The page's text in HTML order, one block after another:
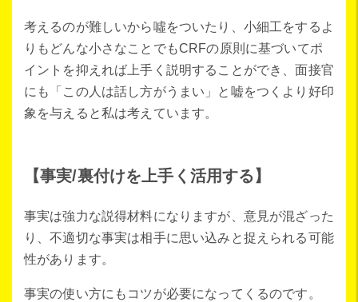
考えるのが難しいから噓をついたり、小細工をするよ
りもどんな小さなことでもCRFの原則に基づいてポ
イントを抑えれば上手く説明することができ、面接官
にも「この人は話し方がうまい」と嘘をつくより好印
象を与えると私は考えています。
【事実/裏付けを上手く活用する】
事実は強力な説得材料になりますが、意見が混ざった
り、不適切な事実は相手に思い込みと捉えられる可能
性があります。
事実の使い方にもコツが必要になってくるのです。